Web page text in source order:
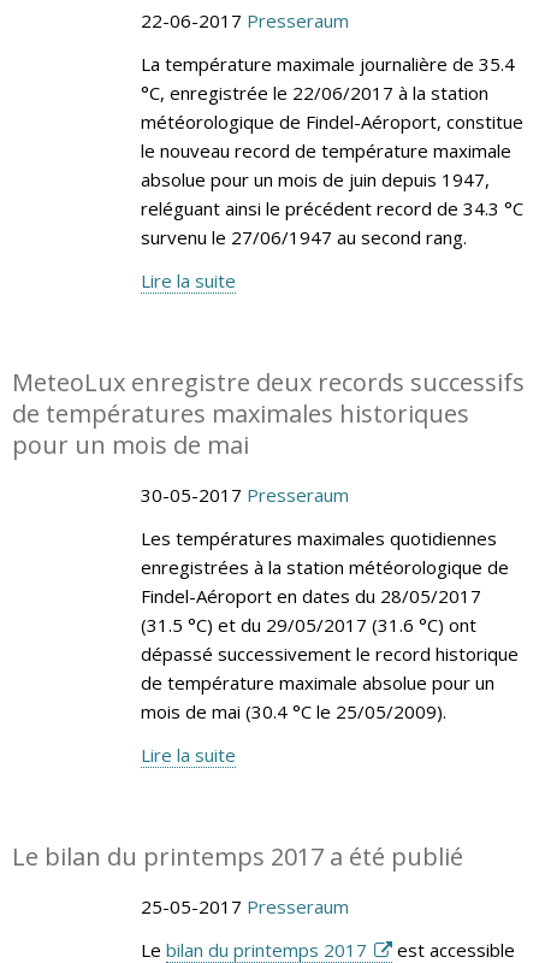
22-06-2017 Presseraum
La température maximale journalière de 35.4
°C, enregistrée le 22/06/2017 à la station
météorologique de Findel-Aéroport, constitue
le nouveau record de température maximale
absolue pour un mois de juin depuis 1947,
reléguant ainsi le précédent record de 34.3 °C
survenu le 27/06/1947 au second rang.
Lire la suite
MeteoLux enregistre deux records successifs
de températures maximales historiques
pour un mois de mai
30-05-2017 Presseraum
Les températures maximales quotidiennes
enregistrées à la station météorologique de
Findel-Aéroport en dates du 28/05/2017
(31.5 °C) et du 29/05/2017 (31.6 °C) ont
dépassé successivement le record historique
de température maximale absolue pour un
mois de mai (30.4 °C le 25/05/2009).
Lire la suite
Le bilan du printemps 2017 a été publié
25-05-2017 Presseraum
Le bilan du printemps 2017
est accessible